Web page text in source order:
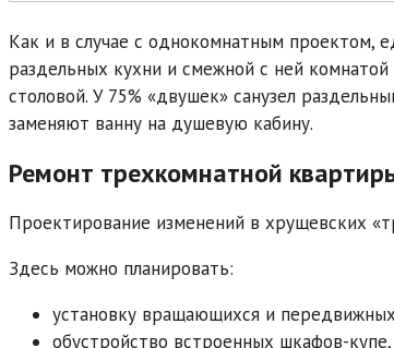
Как и в случае с однокомнатным проектом,
раздельных кухни и смежной с ней
столовой. У 75% «двушек» санузел
заменяют ванну на душевую кабину.
Ремонт трехкомнатной
Проектирование изменений в хрущевских
Здесь можно планировать:
установку вращающихся и
обустройство встроенных шкафов-